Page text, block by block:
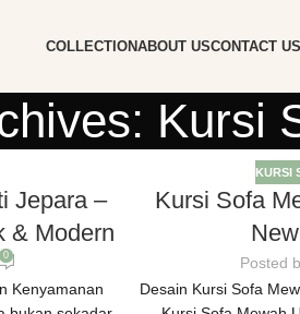
COLLECTIONABOUT USCONTACT US
Kursi
Jepara –
& Modern
0
Kenyamanan
KURSI
Kursi Sofa
Posted
Desain Kursi Sofa